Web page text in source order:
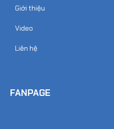
Giới thiệu
Video
Liên hệ
FANPAGE